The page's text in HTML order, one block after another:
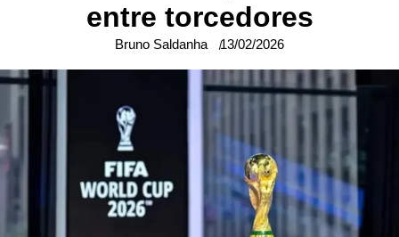
entre torcedores
Bruno Saldanha 13/02/2026